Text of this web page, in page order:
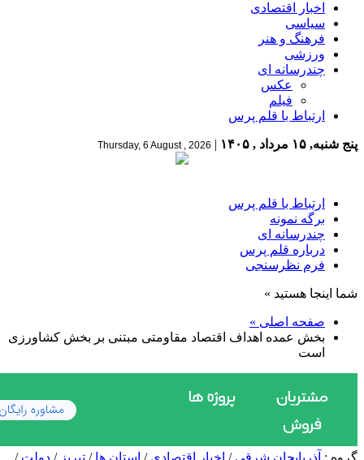
اخبار اقتصادی
سیاسی
فرهنگ و هنر
ورزشی
چندرسانه ای
عکس
فیلم
ارتباط با قلم پرس
پنج شنبه, ۱۵ مرداد , ۱۴۰۵ |
Thursday, 6 August , 2026
ارتباط با قلم پرس
برگه نمونه
چندرسانه ای
درباره قلم پرس
فرم نظرسنجی
شما اینجا هستید »
صفحه اصلی »
بخش عمده اهداف اقتصاد مقاومتی مبتنی بر بخش کشاورزی
است
گروه : آذربایجان شرقی / اخبار اقتصادی / استان ها / تبریز / دولت /